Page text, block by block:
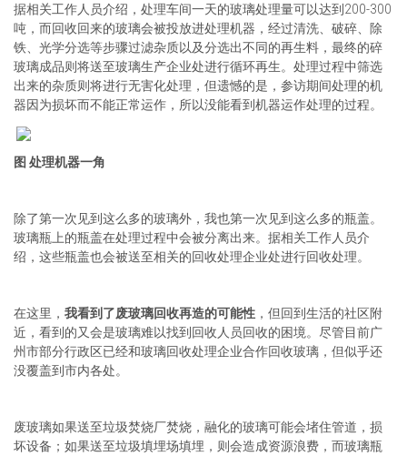
据相关工作人员介绍，处理车间一天的玻璃处理量可以达到200-300
吨，而回收回来的玻璃会被投放进处理机器，经过清洗、破碎、除
铁、光学分选等步骤过滤杂质以及分选出不同的再生料，最终的碎
玻璃成品则将送至玻璃生产企业处进行循环再生。处理过程中筛选
出来的杂质则将进行无害化处理，但遗憾的是，参访期间处理的机
器因为损坏而不能正常运作，所以没能看到机器运作处理的过程。
图 处理机器一角
除了第一次见到这么多的玻璃外，我也第一次见到这么多的瓶盖。
玻璃瓶上的瓶盖在处理过程中会被分离出来。据相关工作人员介
绍，这些瓶盖也会被送至相关的回收处理企业处进行回收处理。
在这里， 我看到了废玻璃回收再造的可能性 ，但回到生活的社区附
近，看到的又会是玻璃难以找到回收人员回收的困境。尽管目前广
州市部分行政区已经和玻璃回收处理企业合作回收玻璃，但似乎还
没覆盖到市内各处。
废玻璃如果送至垃圾焚烧厂焚烧，融化的玻璃可能会堵住管道，损
坏设备；如果送至垃圾填埋场填埋，则会造成资源浪费，而玻璃瓶